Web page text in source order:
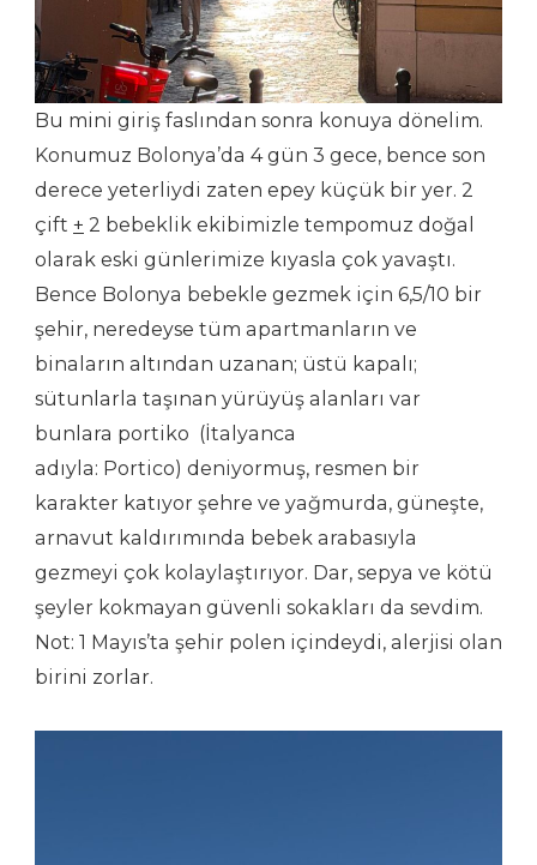
Bu mini giriş faslından sonra konuya dönelim.
Konumuz Bolonya’da 4 gün 3 gece, bence son
derece yeterliydi zaten epey küçük bir yer. 2
çift + 2 bebeklik ekibimizle tempomuz doğal
olarak eski günlerimize kıyasla çok yavaştı.
Bence Bolonya bebekle gezmek için 6,5/10 bir
şehir, neredeyse tüm apartmanların ve
binaların altından uzanan; üstü kapalı;
sütunlarla taşınan yürüyüş alanları var
bunlara portiko (İtalyanca
adıyla: Portico) deniyormuş, resmen bir
karakter katıyor şehre ve yağmurda, güneşte,
arnavut kaldırımında bebek arabasıyla
gezmeyi çok kolaylaştırıyor. Dar, sepya ve kötü
şeyler kokmayan güvenli sokakları da sevdim.
Not: 1 Mayıs’ta şehir polen içindeydi, alerjisi olan
birini zorlar.